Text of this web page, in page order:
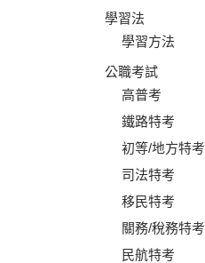
學習法
學習方法
公職考試
高普考
鐵路特考
初等/地方特考
司法特考
移民特考
關務/稅務特考
民航特考